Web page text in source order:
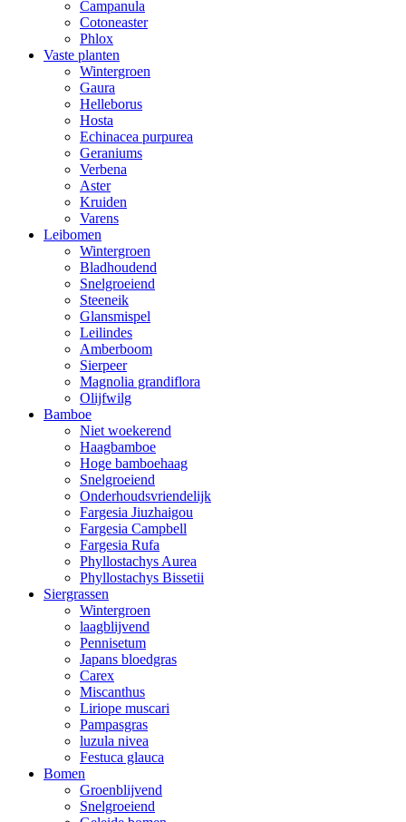
Campanula
Cotoneaster
Phlox
Vaste planten
Wintergroen
Gaura
Helleborus
Hosta
Echinacea purpurea
Geraniums
Verbena
Aster
Kruiden
Varens
Leibomen
Wintergroen
Bladhoudend
Snelgroeiend
Steeneik
Glansmispel
Leilindes
Amberboom
Sierpeer
Magnolia grandiflora
Olijfwilg
Bamboe
Niet woekerend
Haagbamboe
Hoge bamboehaag
Snelgroeiend
Onderhoudsvriendelijk
Fargesia Jiuzhaigou
Fargesia Campbell
Fargesia Rufa
Phyllostachys Aurea
Phyllostachys Bissetii
Siergrassen
Wintergroen
laagblijvend
Pennisetum
Japans bloedgras
Carex
Miscanthus
Liriope muscari
Pampasgras
luzula nivea
Festuca glauca
Bomen
Groenblijvend
Snelgroeiend